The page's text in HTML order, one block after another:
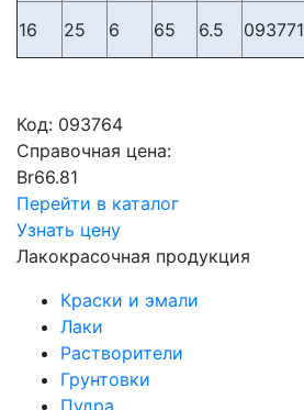
16
25 6 65 6.5 093771
Код: 093764
Справочная цена:
Br66.81
Перейти в каталог
Узнать цену
Лакокрасочная продукция
Краски и эмали
Лаки
Растворители
Грунтовки